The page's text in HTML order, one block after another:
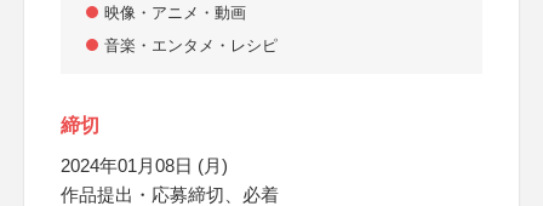
映像・アニメ・動画
音楽・エンタメ・レシピ
締切
2024年01月08日 (月)
作品提出・応募締切、必着